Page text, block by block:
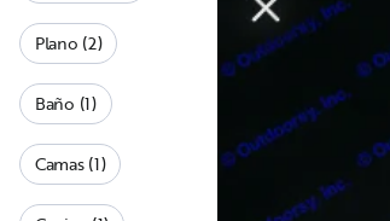
Plano (2)
Baño (1)
Camas (1)